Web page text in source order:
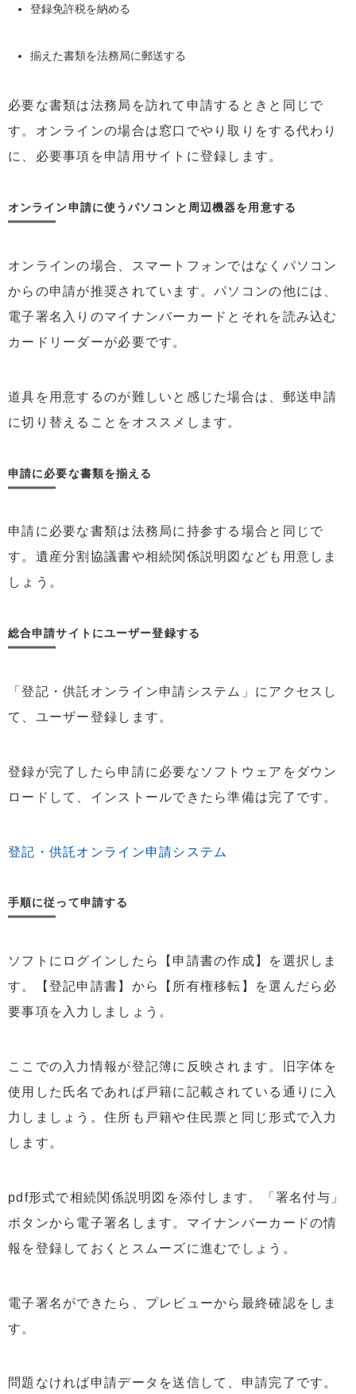
登録免許税を納める
揃えた書類を法務局に郵送する
必要な書類は法務局を訪れて申請するときと同じで
す。オンラインの場合は窓口でやり取りをする代わり
に、必要事項を申請用サイトに登録します。
オンライン申請に使うパソコンと周辺機器を用意する
オンラインの場合、スマートフォンではなくパソコン
からの申請が推奨されています。パソコンの他には、
電子署名入りのマイナンバーカードとそれを読み込む
カードリーダーが必要です。
道具を用意するのが難しいと感じた場合は、郵送申請
に切り替えることをオススメします。
申請に必要な書類を揃える
申請に必要な書類は法務局に持参する場合と同じで
す。遺産分割協議書や相続関係説明図なども用意しま
しょう。
総合申請サイトにユーザー登録する
「登記・供託オンライン申請システム」にアクセスし
て、ユーザー登録します。
登録が完了したら申請に必要なソフトウェアをダウン
ロードして、インストールできたら準備は完了です。
登記・供託オンライン申請システム
手順に従って申請する
ソフトにログインしたら【申請書の作成】を選択しま
す。【登記申請書】から【所有権移転】を選んだら必
要事項を入力しましょう。
ここでの入力情報が登記簿に反映されます。旧字体を
使用した氏名であれば戸籍に記載されている通りに入
力しましょう。住所も戸籍や住民票と同じ形式で入力
します。
pdf形式で相続関係説明図を添付します。「署名付与」
ボタンから電子署名します。マイナンバーカードの情
報を登録しておくとスムーズに進むでしょう。
電子署名ができたら、プレビューから最終確認をしま
す。
問題なければ申請データを送信して、申請完了です。